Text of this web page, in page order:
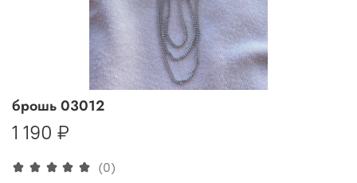
(0)
брошь 03012
1 190 ₽